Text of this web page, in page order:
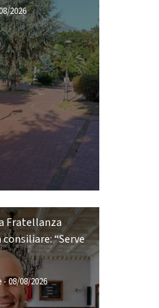
2026
Fratellanza
“Serve
-08/08/2026